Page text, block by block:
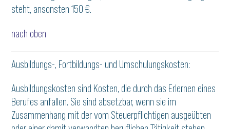
steht, ansonsten 150 €.
nach oben
Ausbildungs-, Fortbildungs- und Umschulungskosten:
Ausbildungskosten sind Kosten, die durch das Erlernen eines
Berufes anfallen. Sie sind absetzbar, wenn sie im
Zusammenhang mit der vom Steuerpflichtigen ausgeübten